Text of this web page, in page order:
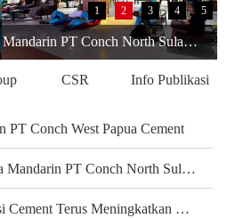
Perjalanan Belajar Bahasa Mandarin PT Conch North Sulawesi Cement Berbagi Pengalaman Karyawan Dalam Mengembangkan Kemampuan Bahasa
1 2 3 4 5
CSR Info Publikasi
PT Conch West Papua Cement
Perjalanan Belajar Bahasa Mandarin PT Conch North Sulawesi Cement Berbagi Pengalaman Karyawan Dalam Mengembangkan Kemampuan Bahasa
PT Conch North Sulawesi Cement Terus Meningkatkan Kepedulian terhadap Karyawan dan Pengembangan Kegiatan Olahraga serta Seni Untuk Membangun Kekuatan Tim, Menciptakan Perusahaan yang Harmonis